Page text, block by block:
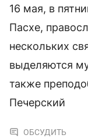
16 мая, в
Пасхе,
нескольких
выделяются
также
Печерский
ОБСУДИТЬ